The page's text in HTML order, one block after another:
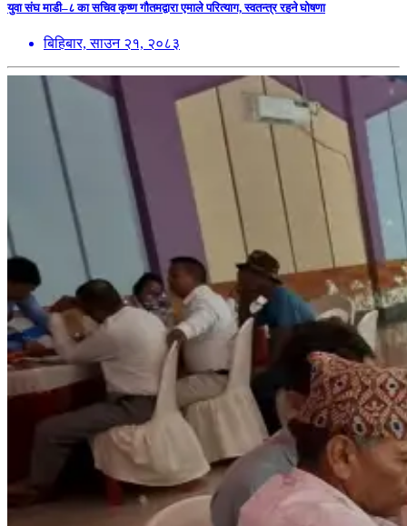
युवा संघ माडी–८ का सचिव कृष्ण गौतमद्वारा एमाले परित्याग, स्वतन्त्र रहने घोषणा
बिहिबार, साउन २१, २०८३